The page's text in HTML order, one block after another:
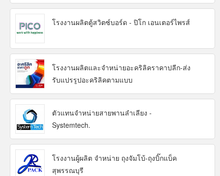
โรงงานผลิตตู้สวิตซ์บอร์ด - ปิโก เอนเตอร์ไพรส์
โรงงานผลิตและจำหน่ายอะคริลิคราคาปลีก-ส่ง
รับแปรรูปอะคริลิคตามแบบ
ตัวแทนจำหน่ายสายพานลำเลียง -
Systemtech.
โรงงานผู้ผลิต จำหน่าย ถุงจัมโบ้-ถุงบิ๊กแบ็ค
สุพรรณบุรี